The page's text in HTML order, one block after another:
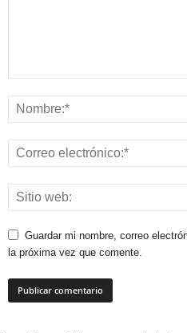
Guardar mi nombre, correo
la próxima vez que comente.